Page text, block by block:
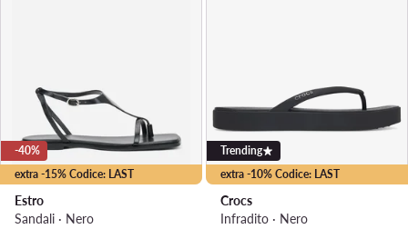
extra -15% Codice: LAST
-40%
Estro
Sandali · Nero
extra -10% Codice: LAST
Trending
Crocs
Infradito · Nero